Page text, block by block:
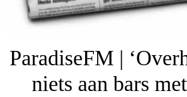
ParadiseFM |
niets aan bars